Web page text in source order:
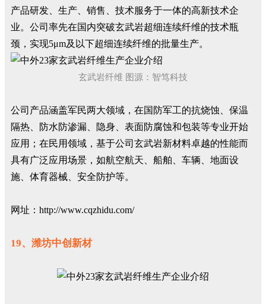
产品研发、生产、销售、技术服务于一体的高新技术企
业。公司率先在国内突破玄武岩超细连续纤维的技术瓶
颈，实现5μm及以下超细连续纤维的批量生产。
玄武岩纤维 图源：智笃科技
公司产品涵盖军民两大领域，在国防军工的抗烧蚀、保温
隔热、防水防渗漏、隐身、表面防腐蚀和包装等专业开始
应用；在民用领域，基于公司玄武岩新材料卓越的性能而
具有广泛应用场景，如航空航天、船舶、车辆、地面设
施、体育器械、安全防护等。
网址：http://www.cqzhidu.com/
19、潍坊中创新材